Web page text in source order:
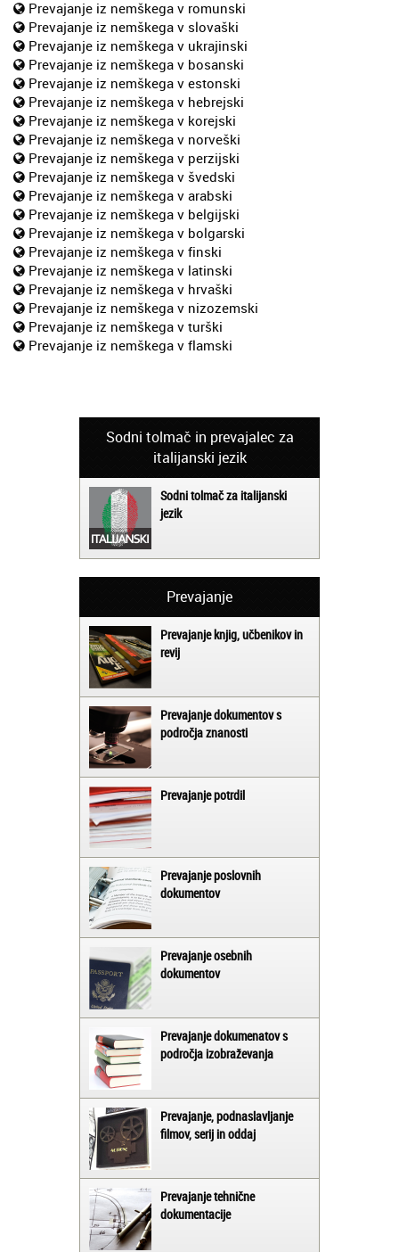
Prevajanje iz nemškega v romunski
Prevajanje iz nemškega v slovaški
Prevajanje iz nemškega v ukrajinski
Prevajanje iz nemškega v bosanski
Prevajanje iz nemškega v estonski
Prevajanje iz nemškega v hebrejski
Prevajanje iz nemškega v korejski
Prevajanje iz nemškega v norveški
Prevajanje iz nemškega v perzijski
Prevajanje iz nemškega v švedski
Prevajanje iz nemškega v arabski
Prevajanje iz nemškega v belgijski
Prevajanje iz nemškega v bolgarski
Prevajanje iz nemškega v finski
Prevajanje iz nemškega v latinski
Prevajanje iz nemškega v hrvaški
Prevajanje iz nemškega v nizozemski
Prevajanje iz nemškega v turški
Prevajanje iz nemškega v flamski
Sodni tolmač in prevajalec za
italijanski jezik
Sodni tolmač za italijanski
jezik
Prevajanje
Prevajanje knjig, učbenikov in
revij
Prevajanje dokumentov s
področja znanosti
Prevajanje potrdil
Prevajanje poslovnih
dokumentov
Prevajanje osebnih
dokumentov
Prevajanje dokumenatov s
področja izobraževanja
Prevajanje, podnaslavljanje
filmov, serij in oddaj
Prevajanje tehnične
dokumentacije